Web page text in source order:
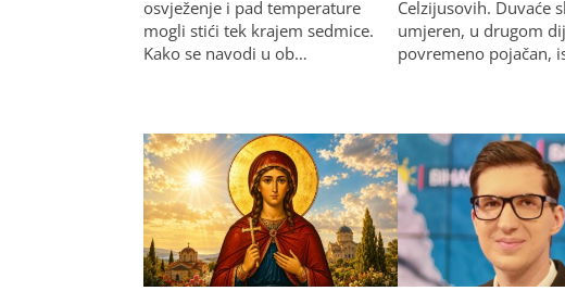
osvježenje i pad temperature
mogli stići tek krajem sedmice.
Kako se navodi u ob…
Celzijusovih. Duvaće
umjeren, u drugom
povremeno pojačan,